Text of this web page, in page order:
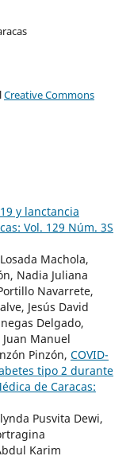
Creative Commons
y lanctancia
Vol. 129 Núm. 3S
Machola,
Nadia Juliana
Navarrete,
Jesús David
Delgado,
Manuel
Pinzón, COVID-
tipo 2 durante
de Caracas:
Pusvita Dewi,
Karim